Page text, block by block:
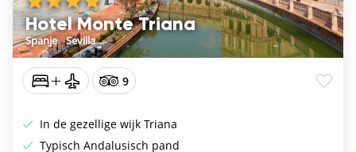
Hotel Monte Triana
Spanje/Sevilla
9
In de gezellige wijk Triana
Typisch Andalusisch pand